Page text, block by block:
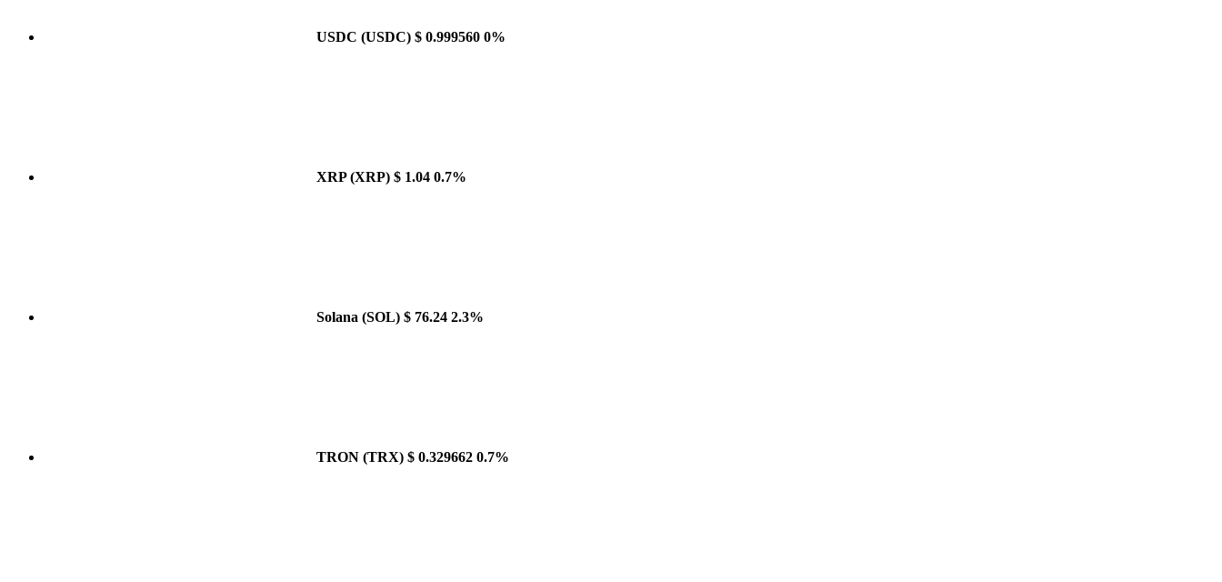
USDC (USDC) $ 0.999560 0%
XRP(XRP) $ 1.04 0.7%
Solana (SOL) $ 76.24 2.3%
TRON (TRX) $ 0.329662 0.7%